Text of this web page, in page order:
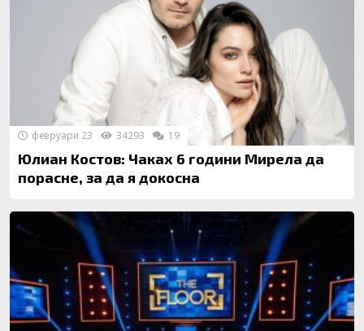
Юлиан Костов: Чаках 6 години Мирела да
порасне, за да я докосна
февруари 23 34293 19